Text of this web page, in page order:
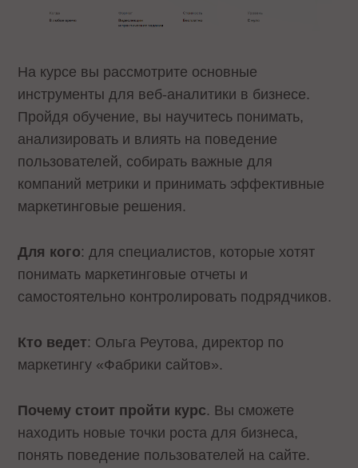
На курсе вы рассмотрите основные
инструменты для веб-аналитики в бизнесе.
Пройдя обучение, вы научитесь понимать,
анализировать и влиять на поведение
пользователей, собирать важные для
компаний метрики и принимать эффективные
маркетинговые решения.
Для кого: для специалистов, которые хотят
понимать маркетинговые отчеты и
самостоятельно контролировать подрядчиков.
Кто ведет: Ольга Реутова, директор по
маркетингу «Фабрики сайтов».
Почему стоит пройти курс. Вы сможете
находить новые точки роста для бизнеса,
понять поведение пользователей на сайте.